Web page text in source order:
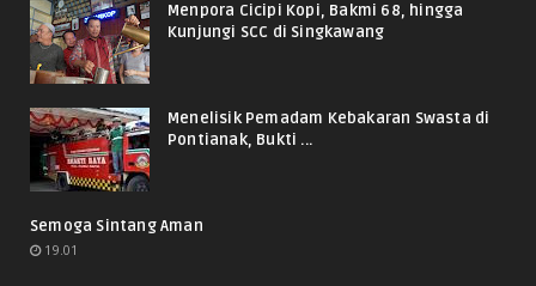
Menpora Cicipi Kopi, Bakmi 68, hingga
Kunjungi SCC di Singkawang
Menelisik Pemadam Kebakaran Swasta di
Pontianak, Bukti ...
Semoga Sintang Aman
19.01